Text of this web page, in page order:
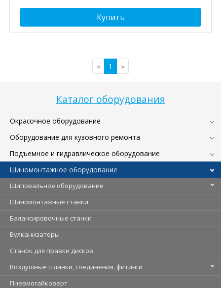
Каталог оборудования
Окрасочное оборудование
Оборудование для кузовного ремонта
Подъемное и гидравлическое оборудование
Шиномонтажное оборудование
Шиповальное оборудование
Шиномонтажные станки
Балансировочные станки
Вулканизаторы
Станок для правки дисков
Воздушные шланки, соединения, фитинги
Пневмогайковерт
Купить
« 1 »